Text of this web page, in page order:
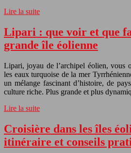
Lire la suite
Lipari : que voir et que
grande île éolienne
Lipari, joyau de l’archipel éolien, vous
les eaux turquoise de la mer
un mélange fascinant d’histoire, de
culture riche. Plus grande et plus
Lire la suite
Croisière dans les îles
itinéraire et conseils